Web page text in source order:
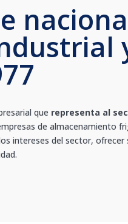
que representa al
de almacenamiento
intereses del sector,